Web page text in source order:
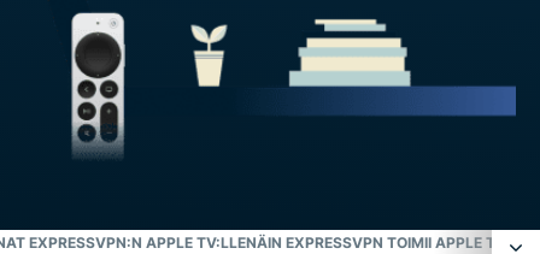
EXPRESSVPN:N APPLE TV:LLENÄIN EXPRESSVPN TOIMII APPLE TV:LLÄ